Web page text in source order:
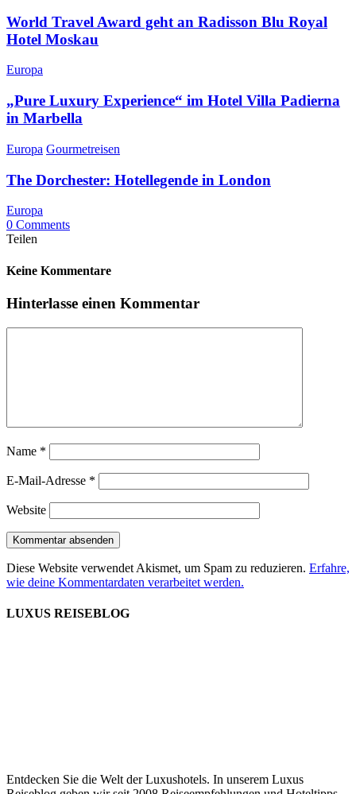
World Travel Award geht an Radisson Blu Royal
Hotel Moskau
Europa
„Pure Luxury Experience“ im Hotel Villa Padierna
in Marbella
Europa Gourmetreisen
The Dorchester: Hotellegende in London
Europa
0 Comments
Teilen
Keine Kommentare
Hinterlasse einen Kommentar
Name *
E-Mail-Adresse *
Website
Diese Website verwendet Akismet, um Spam zu reduzieren. Erfahre,
wie deine Kommentardaten verarbeitet werden.
LUXUS REISEBLOG
Entdecken Sie die Welt der Luxushotels. In unserem Luxus